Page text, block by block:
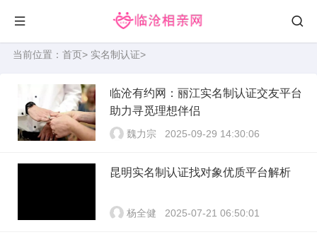
当前位置： 首页> 实名制认证>
临沧有约网：丽江实名制认证交友平台
助力寻觅理想伴侣
魏力宗 2025-09-29 14:30:06
昆明实名制认证找对象优质平台解析
杨全健 2025-07-21 06:50:01